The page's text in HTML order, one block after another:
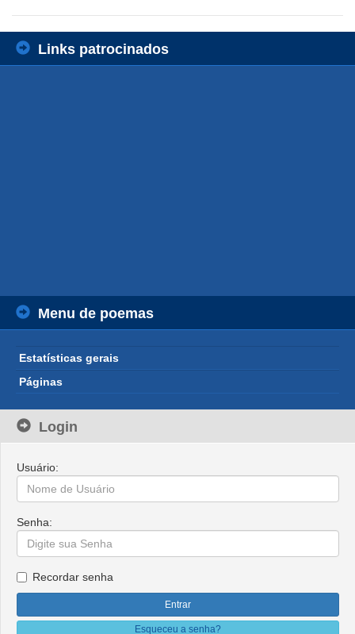
Links patrocinados
Menu de poemas
Estatísticas gerais
Páginas
Login
Usuário:
Senha:
Recordar senha
Esqueceu a senha?